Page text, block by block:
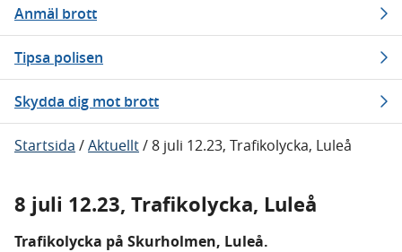
Anmäl brott
Tipsa polisen
Skydda dig mot brott
Startsida /Aktuellt/8 juli 12.23, Trafikolycka, Luleå
8 juli 12.23, Trafikolycka, Luleå
Trafikolycka på Skurholmen, Luleå.